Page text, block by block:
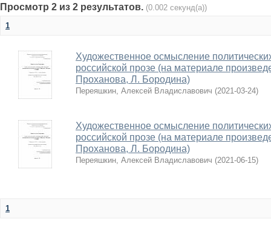
Просмотр 2 из 2 результатов. (0.002 секунд(а))
1
Художественное осмысление
российской прозе (на материале
Проханова, Л. Бородина)
Переяшкин, Алексей Владиславович (2021-03-24)
Художественное осмысление
российской прозе (на материале
Проханова, Л. Бородина)
Переяшкин, Алексей Владиславович (2021-06-15)
1